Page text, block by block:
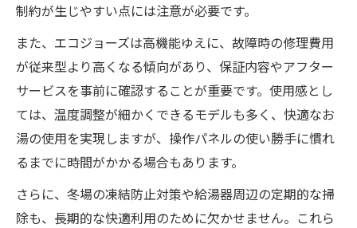
制約が生じやすい点には注意が必要です。
また、エコジョーズは高機能ゆえに、故障時の修理費用
が従来型より高くなる傾向があり、保証内容やアフター
サービスを事前に確認することが重要です。使用感とし
ては、温度調整が細かくできるモデルも多く、快適なお
湯の使用を実現しますが、操作パネルの使い勝手に慣れ
るまでに時間がかかる場合もあります。
さらに、冬場の凍結防止対策や給湯器周辺の定期的な掃
除も、長期的な快適利用のために欠かせません。これら